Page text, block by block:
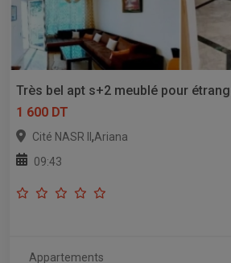
Très bel apt s+2 meublé pour
1 600 DT
Cité NASR II ,Ariana
09:43
Appartements